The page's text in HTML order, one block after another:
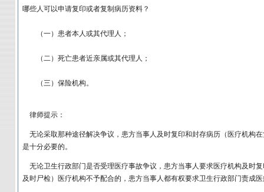
哪些人可以申请复印或者复制病历资料？
（一）患者本人或其代理人；
（二）死亡患者近亲属或其代理人；
（三）保险机构。
律师提示：
无论采取那种途径解决争议，患方当事人及时复印和封存病历（医疗机构
是十分必要的。
无论卫生行政部门是否受理医疗事故争议，患方当事人要求医疗机构及时
及时尸检）医疗机构不予配合的，患方当事人都有权要求卫生行政部门责成